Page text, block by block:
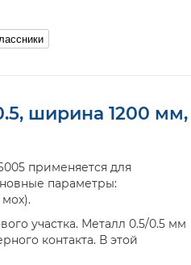
ширина 1200 мм,
применяется для
параметры:
участка. Металл 0.5/0.5 мм
контакта. В этой